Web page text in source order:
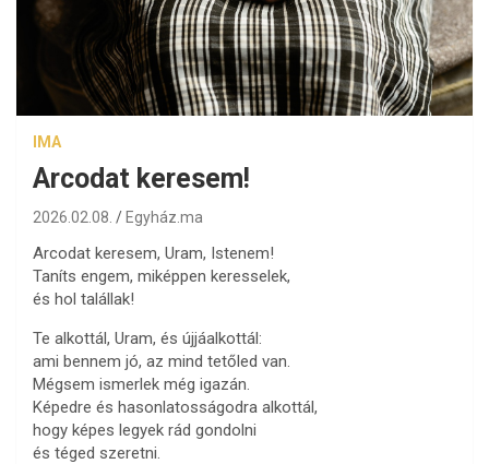
IMA
Arcodat keresem!
2026.02.08. Egyház.ma
Arcodat keresem, Uram, Istenem!
Taníts engem, miképpen keresselek,
és hol talállak!
Te alkottál, Uram, és újjáalkottál:
ami bennem jó, az mind tetőled van.
Mégsem ismerlek még igazán.
Képedre és hasonlatosságodra alkottál,
hogy képes legyek rád gondolni
és téged szeretni.